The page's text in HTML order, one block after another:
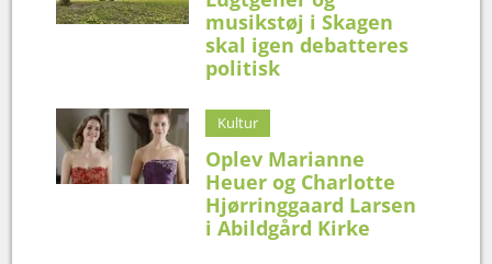
musikstøj i Skagen
skal igen debatteres
politisk
Kultur
Oplev Marianne
Heuer og Charlotte
Hjørringgaard Larsen
i Abildgård Kirke